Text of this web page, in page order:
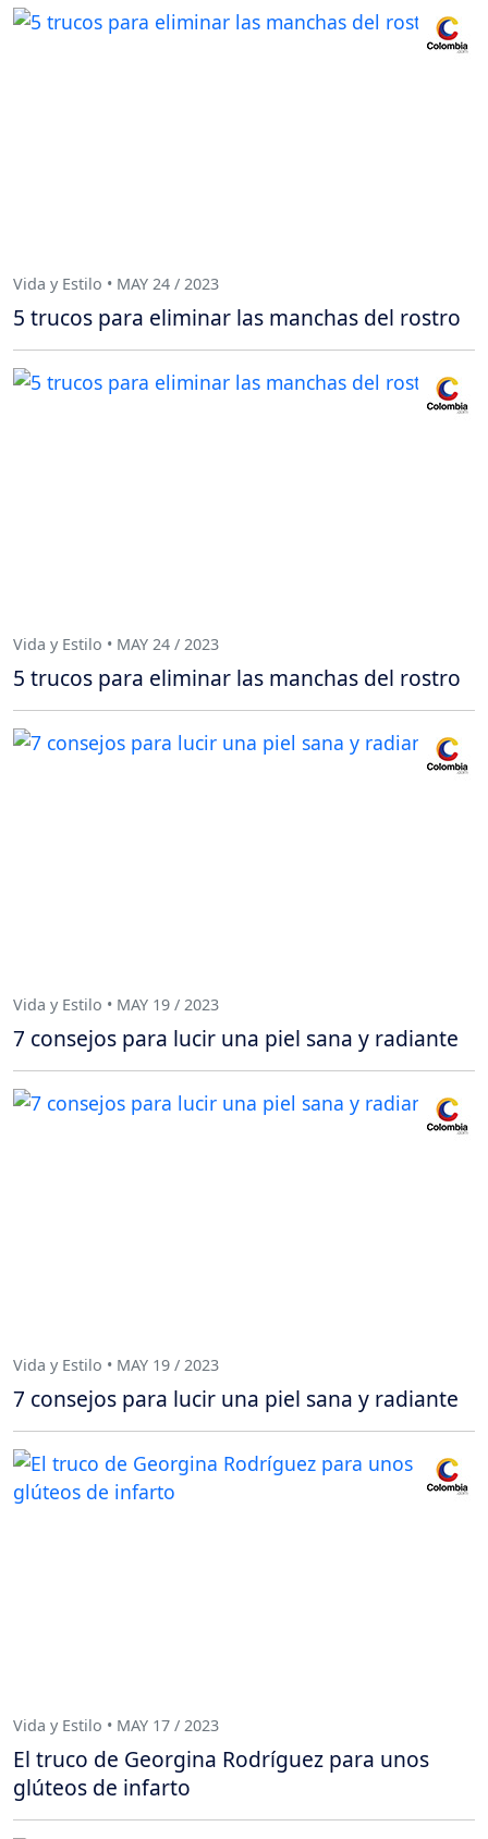
Vida y Estilo • MAY 24 / 2023
5 trucos para eliminar las manchas del rostro
Vida y Estilo • MAY 24 / 2023
5 trucos para eliminar las manchas del rostro
Vida y Estilo • MAY 19 / 2023
7 consejos para lucir una piel sana y radiante
Vida y Estilo • MAY 19 / 2023
7 consejos para lucir una piel sana y radiante
Vida y Estilo • MAY 17 / 2023
El truco de Georgina Rodríguez para unos
glúteos de infarto